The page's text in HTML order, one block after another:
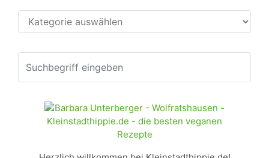
Kategorien